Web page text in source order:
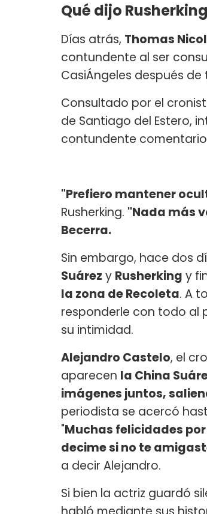
Qué dijo
Días atrás, Thomas
contundente al ser
CasiÁngeles después
Consultado por el
de Santiago del Estero,
contundente
"Prefiero mantener
Rusherking. "Nada más
Becerra.
Sin embargo, hace dos
Suárez y Rusherking y
la zona de Recoleta. A
responderle con todo al
su intimidad.
Alejandro Castelo, el
aparecen la China
imágenes juntos,
periodista se acercó
"Muchas felicidades
decime si no te
a decir Alejandro.
Si bien la actriz guardó